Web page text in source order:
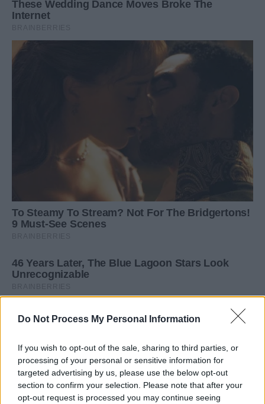
Do Not Process My Personal Information
If you wish to opt-out of the sale, sharing to third parties, or
processing of your personal or sensitive information for
targeted advertising by us, please use the below opt-out
section to confirm your selection. Please note that after your
opt-out request is processed you may continue seeing